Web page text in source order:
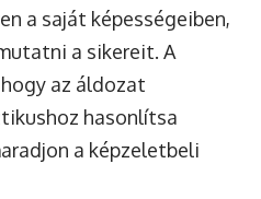
a saját képességeiben,
a sikereit. A
az áldozat
hasonlítsa
a képzeletbeli